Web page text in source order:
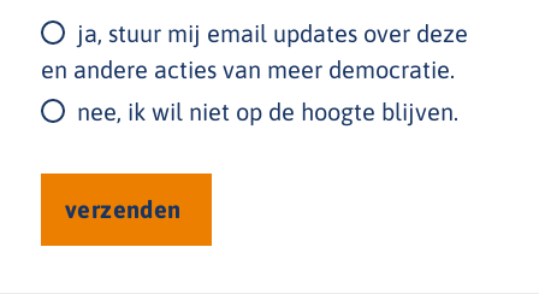
ja, stuur mij email updates over deze
en andere acties van meer democratie.
nee, ik wil niet op de hoogte blijven.